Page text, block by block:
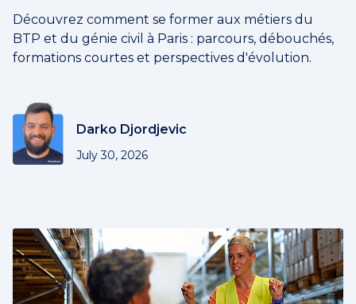
Découvrez comment se former aux métiers du
BTP et du génie civil à Paris : parcours, débouchés,
formations courtes et perspectives d'évolution.
Darko Djordjevic
July 30, 2026